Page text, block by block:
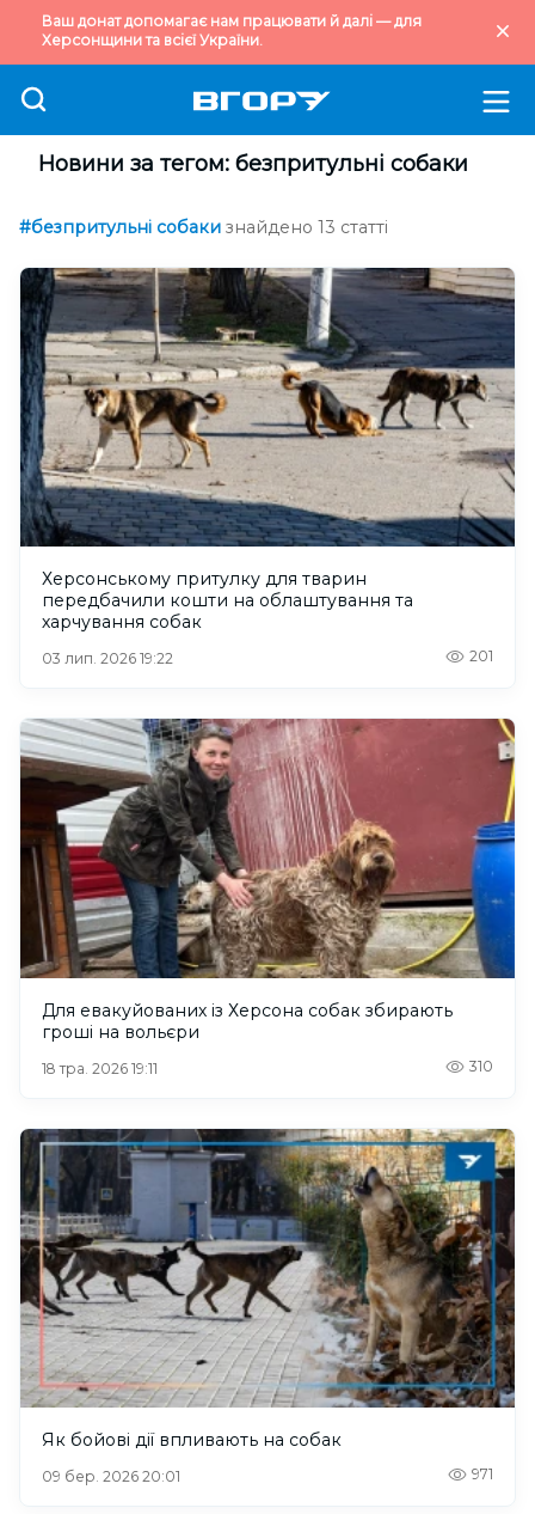
Ваш донат допомагає нам працювати й далі — для
Херсонщини та всієї України.
Новини за тегом: безпритульні собаки
#безпритульні собаки знайдено 13 статті
Херсонському притулку для тварин
передбачили кошти на облаштування та
харчування собак
03 лип. 2026 19:22 201
Для евакуйованих із Херсона собак збирають
гроші на вольєри
18 тра. 2026 19:11 310
Як бойові дії впливають на собак
09 бер. 2026 20:01 971